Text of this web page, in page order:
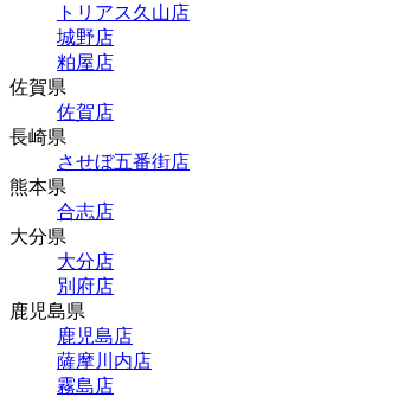
トリアス久山店
城野店
粕屋店
佐賀県
佐賀店
長崎県
させぼ五番街店
熊本県
合志店
大分県
大分店
別府店
鹿児島県
鹿児島店
薩摩川内店
霧島店